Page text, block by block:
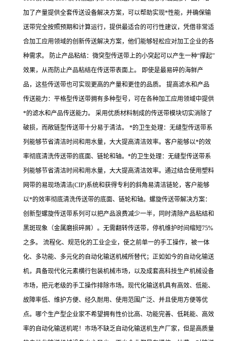
加了产量提供全套传送设备解决方案，可以帮助实现*性能，并确保输
送带完全按照预期和计算运行，提供最适合的可行性建议，凭借非常适
合加工应用领域的创新传送解决方案，他们能够轻松应对加工企业的各
种需求。 防止产品粘结：微突型传送带上的小突起可以产生一种“撑起”
效果，从而防止产品粘结在传送带表面上。 即使是最易碎的海鲜产
品，这些传送带也可实现更高的产量和更佳的品质。 提高滤水和产品
传送能力：平格型传送带拥有多种型号，可在各种加工应用领域中提供
*的滤水和产品传送能力。 采用优质材料制成的传送带模块切实消除了
破损，而敞链型传送带十分易于清洁。 *的卫生处理：无缝型传送带系
列能够节省清洁时间和用水量，大大提高清洁效率。客户能够以*的效
率彻底清洗传送带的底面、链轮和轴。*的卫生处理：无缝型传送带系
列能够节省清洁时间和用水量，大大提高清洁效率。通过结合使用塑料
网带的易现场清洁(CIP)系统和获得专利的斜角易清洁链轮，客户能够
以*的效率彻底清洗传送带的底面、链轮和轴。螺旋传送带解决方案：
创新型螺旋传送带系列可以把产品浪费减少一半，同时清除产品粘结和
黑斑现象（金属磨损碎屑）。无需翻转传送带，停机维护时间缩短75%
之多。 流程化、规范化的工业企业，使之前单一的手工操作，被一体
化、多功能、多元化的自动化输送机械所替代；正如如今的自动化输送
机，具备现代化元素横行包装机械市场，以及成套高科技生产机械设备
市场，把元老级的手工操作排除市场。现代化输送机具有高效、低能、
故障率低、维护方便、经久耐用、使用范围广泛、并且使用方便等优
点。哪个生产型企业家不希望拥有性价比高、功能完善、低耗能、高效
率的自动化输送机呢！市场不缺乏自动化输送机生产厂家，但是高质量